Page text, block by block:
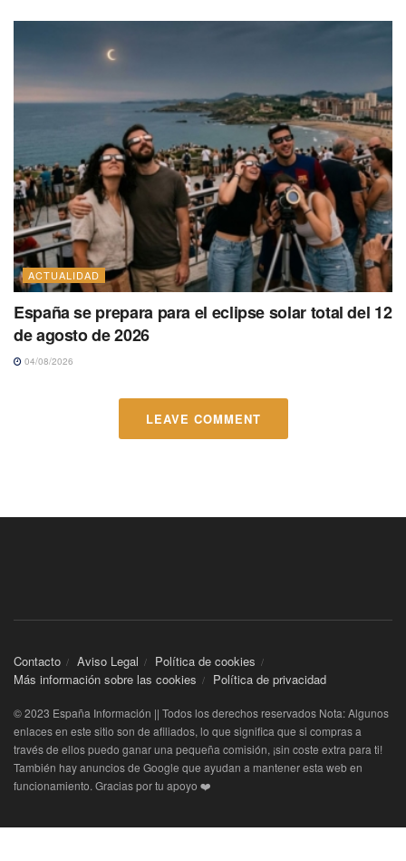
ACTUALIDAD
España se prepara para el eclipse solar total del 12
de agosto de 2026
04/08/2026
LEAVE COMMENT
Contacto Aviso Legal
Política de cookies
Más información sobre las cookies
Política de privacidad
© 2023 España Información || Todos los derechos reservados Nota: Algunos
enlaces en este sitio son de afiliados, lo que significa que si compras a
través de ellos puedo ganar una pequeña comisión, ¡sin coste extra para ti!
También hay anuncios de Google que ayudan a mantener esta web en
funcionamiento. Gracias por tu apoyo ❤️